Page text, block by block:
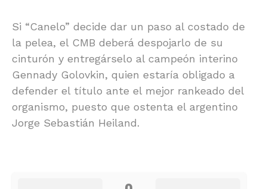
Si “Canelo” decide dar un paso al costado de
la pelea, el CMB deberá despojarlo de su
cinturón y entregárselo al campeón interino
Gennady Golovkin, quien estaría obligado a
defender el título ante el mejor rankeado del
organismo, puesto que ostenta el argentino
Jorge Sebastián Heiland.